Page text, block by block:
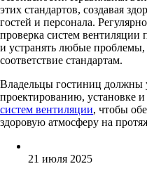
этих стандартов, создавая
гостей и персонала.
проверка систем вентиляции
и устранять любые проблемы,
соответствие стандартам.
Владельцы гостиниц должны
проектированию, установке
систем вентиляции, чтобы
здоровую атмосферу на
21 июля 2025